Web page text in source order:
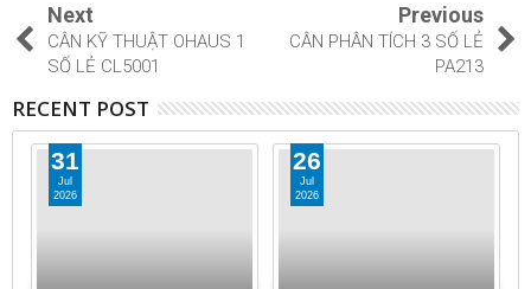
Next
CÂN KỸ THUẬT OHAUS 1
SỐ LẺ CL5001
Previous
CÂN PHÂN TÍCH 3 SỐ LẺ
PA213
RECENT POST
31
Jul
2026
26
Jul
2026